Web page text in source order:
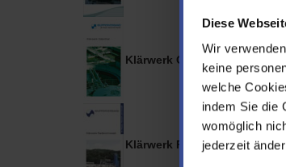
Diese
Wir
keine
welche
indem Sie die
womöglich
jederzeit
Klärwerk Odenthal (Flyer)
Klärwerk Radevormwald